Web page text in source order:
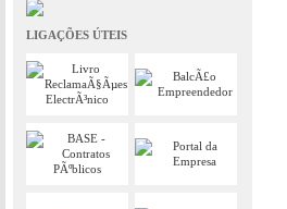
LIGAÇÕES ÚTEIS